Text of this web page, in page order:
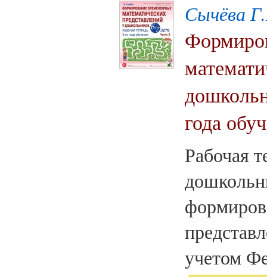
Сычёва
года
Рабочая
учетом